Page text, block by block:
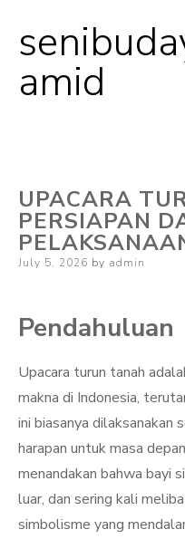
amid
UPACARA
PERSIAPAN
Posted
July 5, 2026 by admin
Pendahuluan
Upacara turun tanah
makna di Indonesia,
ini biasanya dilaksanakan
harapan untuk masa
menandakan bahwa bayi
luar, dan sering kali
simbolisme yang